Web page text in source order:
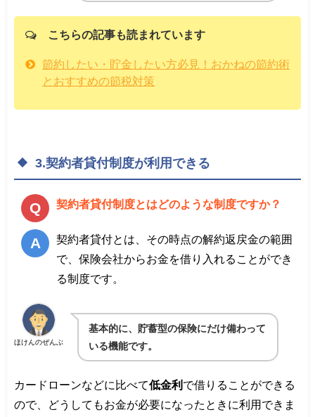
こちらの記事も読まれています
節約したい・貯金したい方必見！おかねの節約術
とおすすめの節税対策
3.契約者貸付制度が利用できる
契約者貸付制度とはどのような制度ですか？
契約者貸付とは、その時点の解約返戻金の範囲
で、保険会社からお金を借り入れることができ
る制度です。
ほけんのぜんぶ
基本的に、貯蓄型の保険にだけ備わって
いる機能です。
カードローンなどに比べて低金利 で借りることができる
ので、どうしてもお金が必要になったときに利用できま